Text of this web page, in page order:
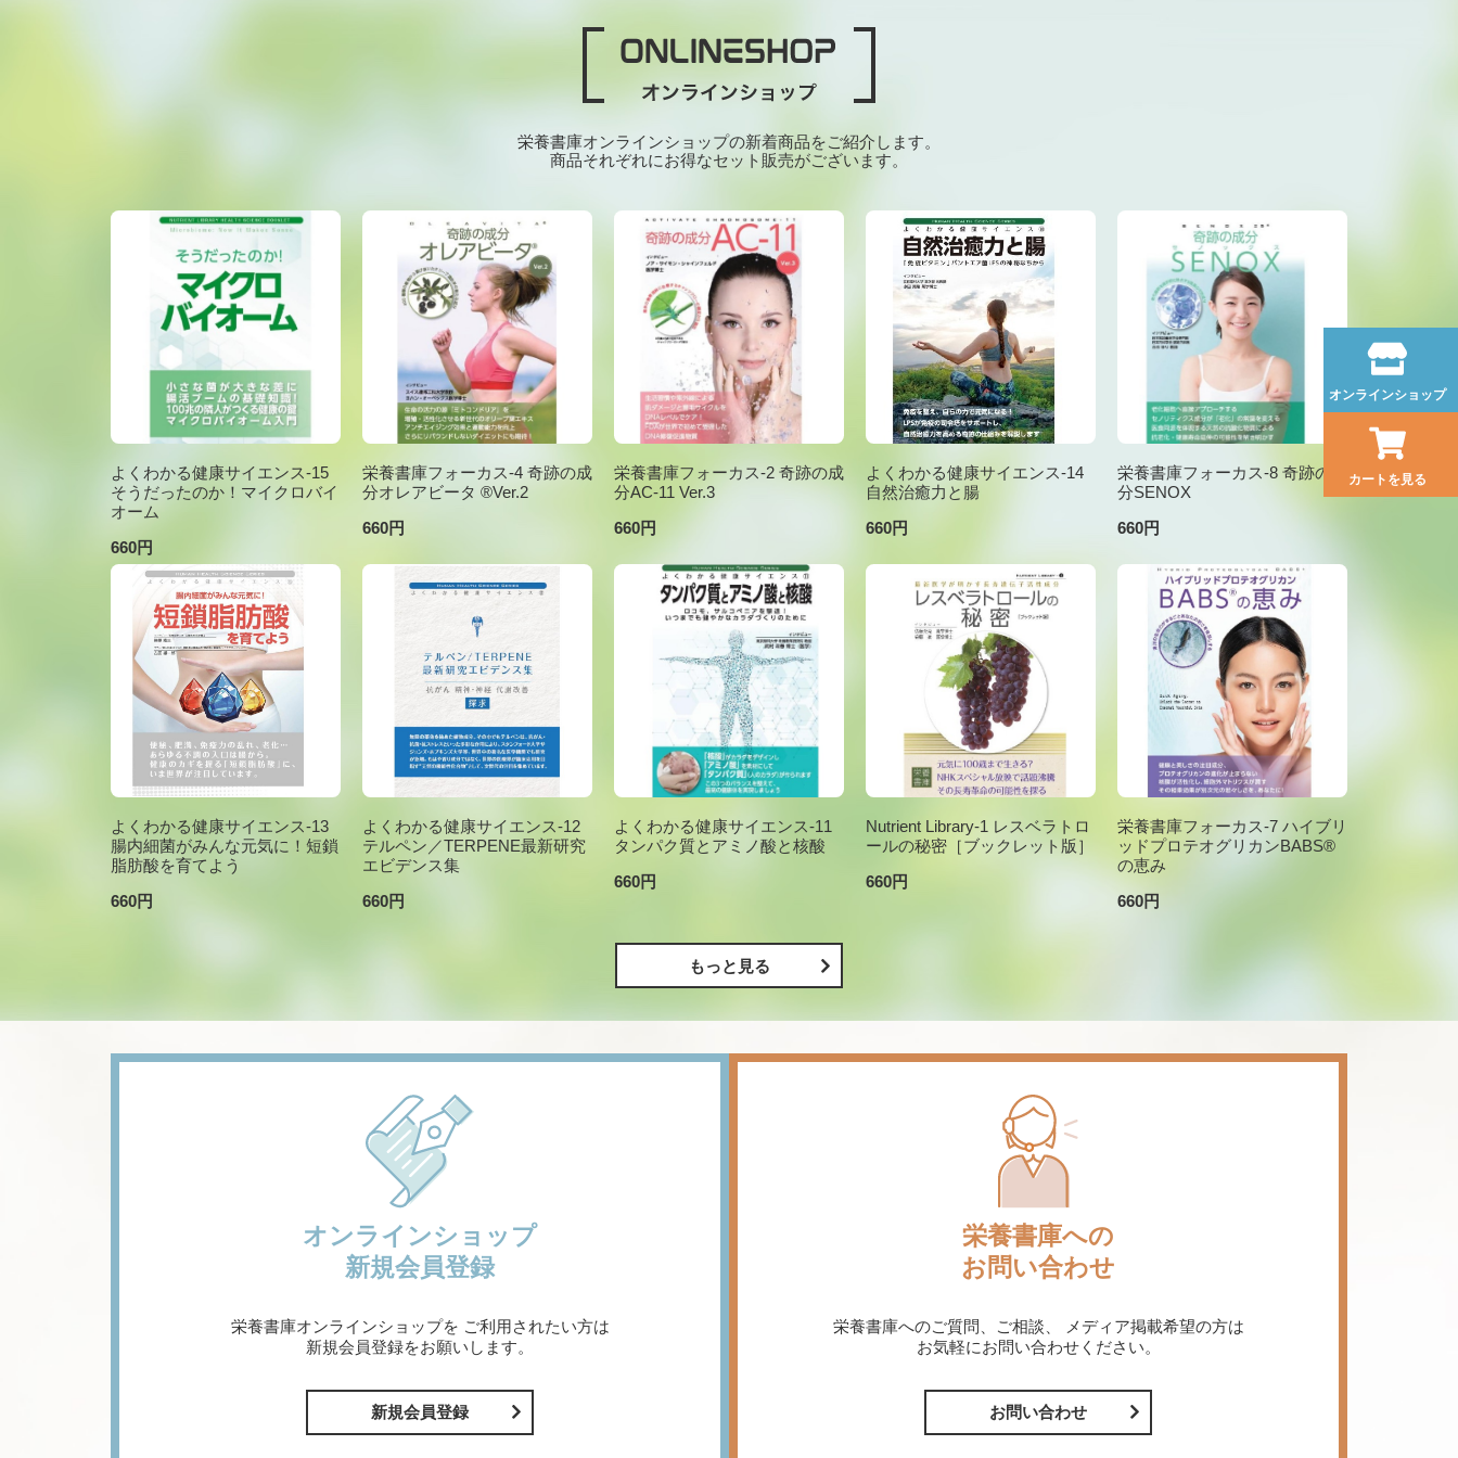
オンラインショップ
カートを見る
栄養書庫オンラインショップの新着商品をご紹介します。
商品それぞれにお得なセット販売がございます。
よくわかる健康サイエンス-15
そうだったのか！マイクロバイ
オーム
660円
栄養書庫フォーカス-4 奇跡の成
分オレアビータ ®Ver.2
660円
栄養書庫フォーカス-2 奇跡の成
分AC-11 Ver.3
660円
よくわかる健康サイエンス-14
自然治癒力と腸
660円
栄養書庫フォーカス-8 奇跡の成
分SENOX
660円
よくわかる健康サイエンス-13
腸内細菌がみんな元気に！短鎖
脂肪酸を育てよう
660円
よくわかる健康サイエンス-12
テルペン／TERPENE最新研究
エビデンス集
660円
よくわかる健康サイエンス-11
タンパク質とアミノ酸と核酸
660円
Nutrient Library-1 レスベラトロ
ールの秘密［ブックレット版］
660円
栄養書庫フォーカス-7 ハイブリ
ッドプロテオグリカンBABS®
の恵み
660円
もっと見る
オンラインショップ
新規会員登録
栄養書庫オンラインショップを ご利用されたい方は
新規会員登録をお願いします。
新規会員登録
栄養書庫への
お問い合わせ
栄養書庫へのご質問、ご相談、
メディア掲載希望の方は
お気軽にお問い合わせください。
お問い合わせ